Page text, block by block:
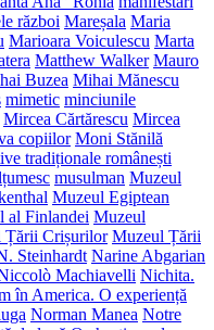
război Mareșala Maria
Marioara Voiculescu Marta
Matthew Walker Mauro
Buzea Mihai Mănescu
mimetic minciunile
Mircea Cărtărescu Mircea
copiilor Moni Stănilă
tradiționale românești
musulman Muzeul
Muzeul Egiptean
al Finlandei Muzeul
Țării Crișurilor Muzeul Țării
Steinhardt Narine Abgarian
Machiavelli Nichita.
în America. O experiență
Norman Manea Notre